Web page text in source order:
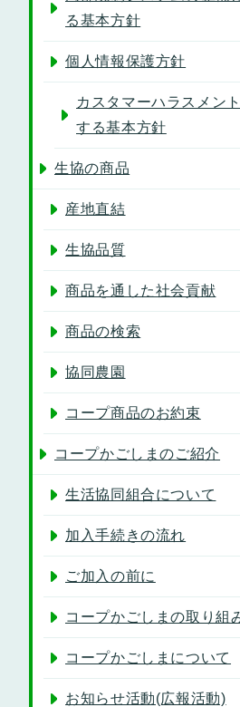
る基本方針
個人情報保護方針
カスタマーハラスメン
する基本方針
生協の商品
産地直結
生協品質
商品を通した社会貢献
商品の検索
協同農園
コープ商品のお約束
コープかごしまのご紹介
生活協同組合について
加入手続きの流れ
ご加入の前に
コープかごしまの取り組
コープかごしまについて
お知らせ活動(広報活動)